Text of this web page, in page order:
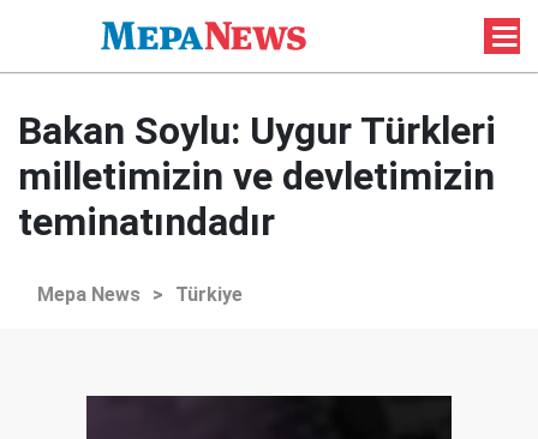
Bakan Soylu: Uygur Türkleri
milletimizin ve devletimizin
teminatındadır
Mepa News > Türkiye